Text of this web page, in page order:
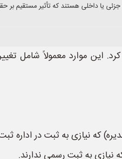
یا داخلی هستند که تأثیر مستقیم بر
این موارد معمولاً شامل
که نیازی به ثبت در اداره
به ثبت رسمی ندارند.